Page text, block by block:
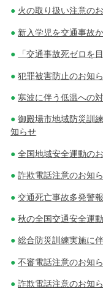
火の取り扱い注意の
新入学児を交通事故
「交通事故死ゼロを
犯罪被害防止のお知
寒波に伴う低温への
御殿場市地域防災訓
知らせ
全国地域安全運動の
詐欺電話注意のお知
交通死亡事故多発警
秋の全国交通安全運
総合防災訓練実施に
不審電話注意のお知
詐欺電話注意のお知